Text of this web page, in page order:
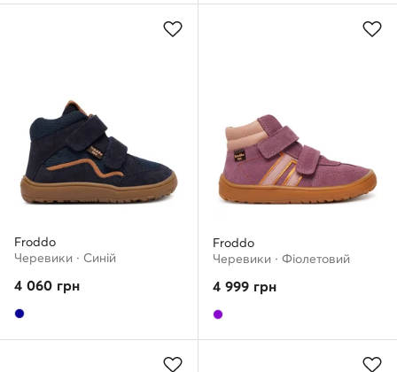
Froddo
Черевики · Cиній
4 060 грн
Froddo
Черевики · Фіолетовий
4 999 грн